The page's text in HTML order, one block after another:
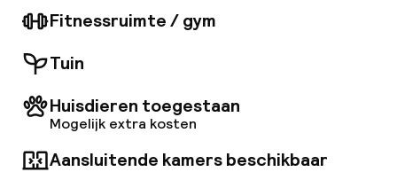
reserveringen vooraf aanbevolen voor zowel
beschikbaarheid te garanderen. Speciale
verzoeken en voorkeuren zijn afhankelijk van
beschikbaarheid bij het inchecken en kunnen
extra kosten met zich meebrengen.
Fitnessruimte / gym
Tuin
Huisdieren toegestaan
Mogelijk extra kosten
Aansluitende kamers beschikbaar